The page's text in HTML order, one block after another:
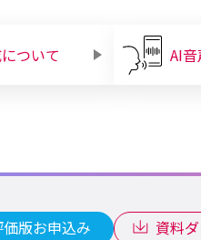
ついて AI
価版お申込み 資料